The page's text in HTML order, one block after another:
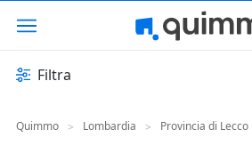
Filtra
Quimmo > Lombardia > Provincia di Lecco